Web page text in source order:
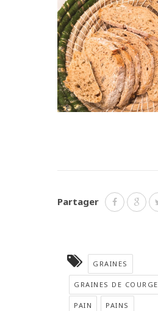
Partager
GRAINES
GRAINES DE COURGE
PAIN PAINS